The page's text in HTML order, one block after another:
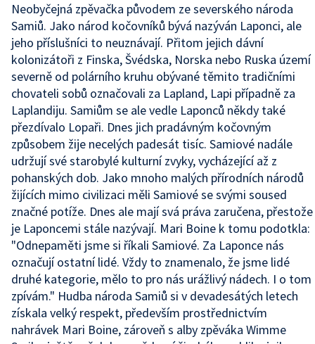
Neobyčejná zpěvačka původem ze severského národa
Samiů. Jako národ kočovníků bývá nazýván Laponci, ale
jeho příslušníci to neuznávají. Přitom jejich dávní
kolonizátoři z Finska, Švédska, Norska nebo Ruska území
severně od polárního kruhu obývané těmito tradičními
chovateli sobů označovali za Lapland, Lapi případně za
Laplandiju. Samiům se ale vedle Laponců někdy také
přezdívalo Lopaři. Dnes jich pradávným kočovným
způsobem žije necelých padesát tisíc. Samiové nadále
udržují své starobylé kulturní zvyky, vycházející až z
pohanských dob. Jako mnoho malých přírodních národů
žijících mimo civilizaci měli Samiové se svými soused
značné potíže. Dnes ale mají svá práva zaručena, přestože
je Laponcemi stále nazývají. Mari Boine k tomu podotkla:
"Odnepaměti jsme si říkali Samiové. Za Laponce nás
označují ostatní lidé. Vždy to znamenalo, že jsme lidé
druhé kategorie, mělo to pro nás urážlivý nádech. I o tom
zpívám." Hudba národa Samiů si v devadesátých letech
získala velký respekt, především prostřednictvím
nahrávek Mari Boine, zároveň s alby zpěváka Wimme